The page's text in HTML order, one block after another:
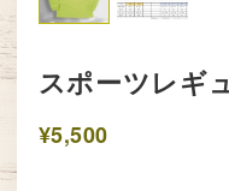
スポーツレギ
¥5,500